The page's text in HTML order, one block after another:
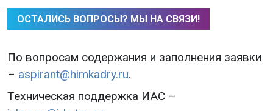
ОСТАЛИСЬ ВОПРОСЫ? МЫ НА СВЯЗИ!
По вопросам содержания и заполнения заявки
– aspirant@himkadry.ru.
Техническая поддержка ИАС –